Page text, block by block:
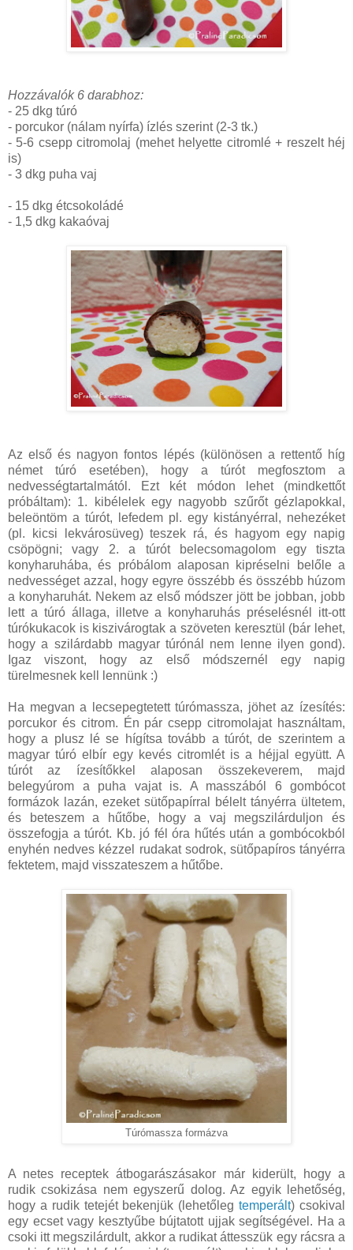
Hozzávalók 6 darabhoz:
- 25 dkg túró
- porcukor (nálam nyírfa) ízlés szerint (2-3 tk.)
- 5-6 csepp citromolaj (mehet helyette citromlé + reszelt héj
is)
- 3 dkg puha vaj
- 15 dkg étcsokoládé
- 1,5 dkg kakaóvaj
Az első és nagyon fontos lépés (különösen a rettentő híg
német túró esetében), hogy a túrót megfosztom a
nedvességtartalmától. Ezt két módon lehet (mindkettőt
próbáltam): 1. kibélelek egy nagyobb szűrőt gézlapokkal,
beleöntöm a túrót, lefedem pl. egy kistányérral, nehezéket
(pl. kicsi lekvárosüveg) teszek rá, és hagyom egy napig
csöpögni; vagy 2. a túrót belecsomagolom egy tiszta
konyharuhába, és próbálom alaposan kipréselni belőle a
nedvességet azzal, hogy egyre összébb és összébb húzom
a konyharuhát. Nekem az első módszer jött be jobban, jobb
lett a túró állaga, illetve a konyharuhás préselésnél itt-ott
túrókukacok is kiszivárogtak a szöveten keresztül (bár lehet,
hogy a szilárdabb magyar túrónál nem lenne ilyen gond).
Igaz viszont, hogy az első módszernél egy napig
türelmesnek kell lennünk :)
Ha megvan a lecsepegtetett túrómassza, jöhet az ízesítés:
porcukor és citrom. Én pár csepp citromolajat használtam,
hogy a plusz lé se hígítsa tovább a túrót, de szerintem a
magyar túró elbír egy kevés citromlét is a héjjal együtt. A
túrót az ízesítőkkel alaposan összekeverem, majd
belegyúrom a puha vajat is. A masszából 6 gombócot
formázok lazán, ezeket sütőpapírral bélelt tányérra ültetem,
és beteszem a hűtőbe, hogy a vaj megszilárduljon és
összefogja a túrót. Kb. jó fél óra hűtés után a gombócokból
enyhén nedves kézzel rudakat sodrok, sütőpapíros tányérra
fektetem, majd visszateszem a hűtőbe.
Túrómassza formázva
A netes receptek átbogarászásakor már kiderült, hogy a
rudik csokizása nem egyszerű dolog. Az egyik lehetőség,
hogy a rudik tetejét bekenjük (lehetőlegtemperált) csokival
egy ecset vagy kesztyűbe bújtatott ujjak segítségével. Ha a
csoki itt megszilárdult, akkor a rudikat áttesszük egy rácsra a